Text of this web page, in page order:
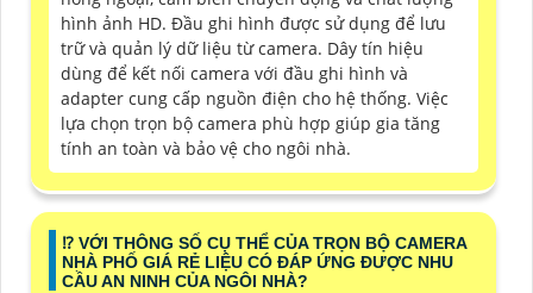
hình ảnh HD. Đầu ghi hình được sử dụng để lưu
trữ và quản lý dữ liệu từ camera. Dây tín hiệu
dùng để kết nối camera với đầu ghi hình và
adapter cung cấp nguồn điện cho hệ thống. Việc
lựa chọn trọn bộ camera phù hợp giúp gia tăng
tính an toàn và bảo vệ cho ngôi nhà.
⁉️ VỚI THÔNG SỐ CỤ THỂ CỦA TRỌN BỘ CAMERA
NHÀ PHỐ GIÁ RẺ LIỆU CÓ ĐÁP ỨNG ĐƯỢC NHU
CẦU AN NINH CỦA NGÔI NHÀ?